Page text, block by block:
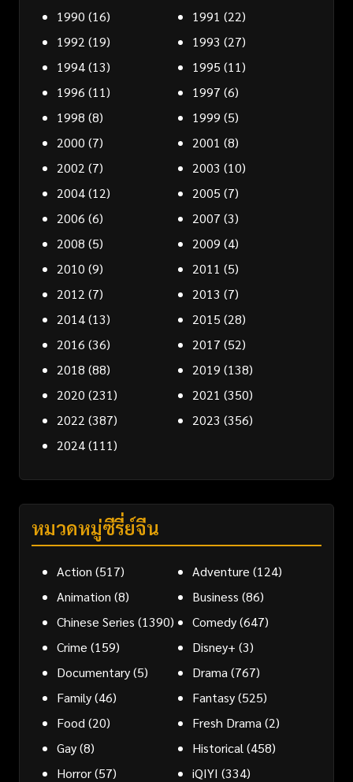
1990 (16) 1991 (22)
1992 (19) 1993 (27)
1994(13) 1995 (11)
1996 (11) 1997 (6)
1998 (8) 1999 (5)
2000 (7) 2001 (8)
2002 (7) 2003 (10)
2004(12) 2005 (7)
2006 (6) 2007 (3)
2008 (5) 2009 (4)
2010 (9) 2011 (5)
2012 (7) 2013 (7)
2014(13) 2015 (28)
2016 (36) 2017 (52)
2018 (88) 2019 (138)
2020 (231) 2021 (350)
2022 (387) 2023 (356)
2024(111)
หมวดหมู่ซีรี่ย์จีน
Action (517) Adventure (124)
Animation (8) Business (86)
Chinese Series (1390) Comedy(647)
Crime (159) Disney+ (3)
Documentary(5) Drama (767)
Family(46) Fantasy(525)
Food (20) Fresh Drama (2)
Gay(8) Historical (458)
Horror(57) iQIYI (334)